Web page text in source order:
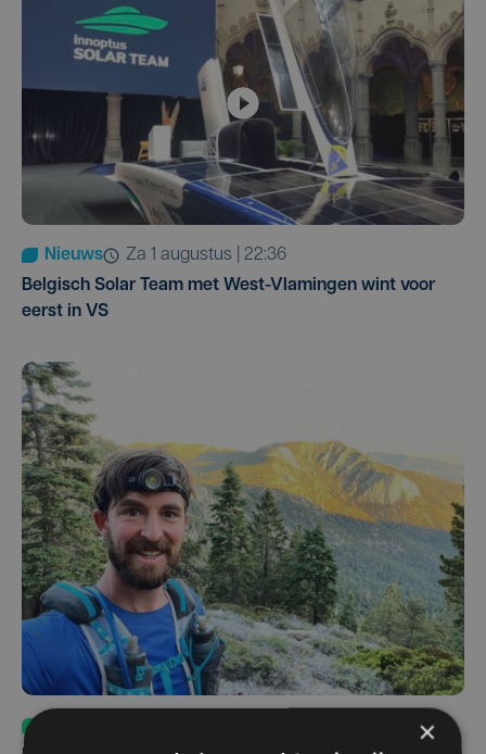
Nieuws
za 1 augustus | 22:36
Belgisch Solar Team met West-Vlamingen wint voor
eerst in VS
×